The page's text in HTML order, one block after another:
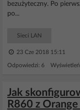
bezużyteczny. Po
po...
Sieci LAN
23 Cze 2018 15:11
Odpowiedzi: 6
Jak
R860 z Orange